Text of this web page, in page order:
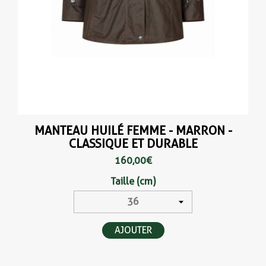
MANTEAU HUILÉ FEMME - MARRON -
CLASSIQUE ET DURABLE
160,00 €
Taille (cm)
AJOUTER